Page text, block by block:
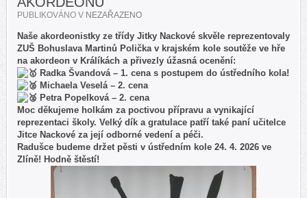
PUBLIKOVÁNO V NEZAŘAZENO
Naše akordeonistky ze třídy Jitky Nackové skvěle reprezentovaly
ZUŠ Bohuslava Martinů Polička v krajském kole soutěže ve hře
na akordeon v Králíkách a přivezly úžasná ocenění:
Radka Švandová – 1. cena s postupem do ústředního kola!
Michaela Veselá – 2. cena
Petra Popelková – 2. cena
Moc děkujeme holkám za poctivou přípravu a vynikající
reprezentaci školy. Velký dík a gratulace patří také paní učitelce
Jitce Nackové za její odborné vedení a péči.
Radušce budeme držet pěsti v ústředním kole 24. 4. 2026 ve
Zlíně! Hodně štěstí!